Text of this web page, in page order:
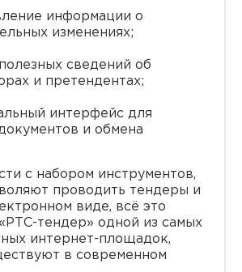
информации о
изменениях;
сведений об
и претендентах;
интерфейс для
и обмена
с набором инструментов,
проводить тендеры и
виде, всё это
тендер» одной из самых
интернет-площадок,
в современном